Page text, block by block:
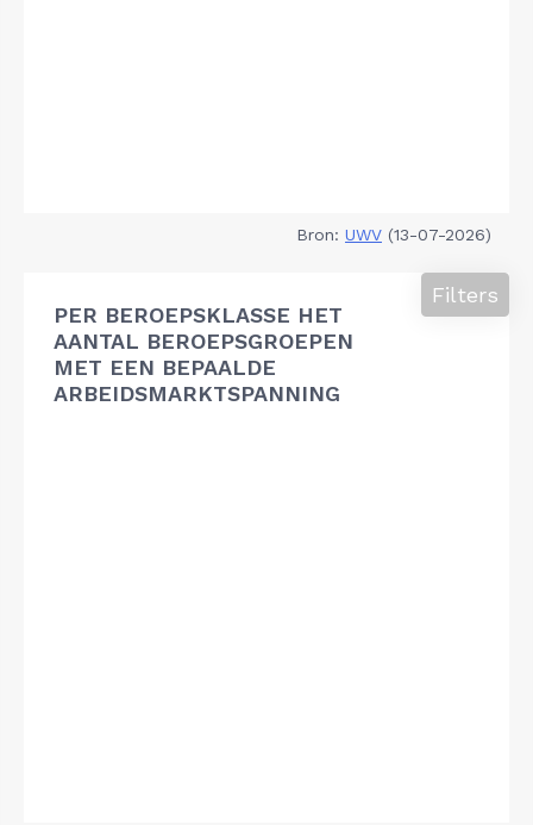
Bron: UWV (13-07-2026)
PER BEROEPSKLASSE HET
AANTAL BEROEPSGROEPEN
MET EEN BEPAALDE
ARBEIDSMARKTSPANNING
Filters